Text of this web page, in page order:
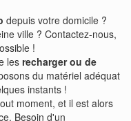
depuis votre domicile ?
ville ? Contactez-nous,
!
les recharger ou de
du matériel adéquat
instants !
moment, et il est alors
Besoin d'un